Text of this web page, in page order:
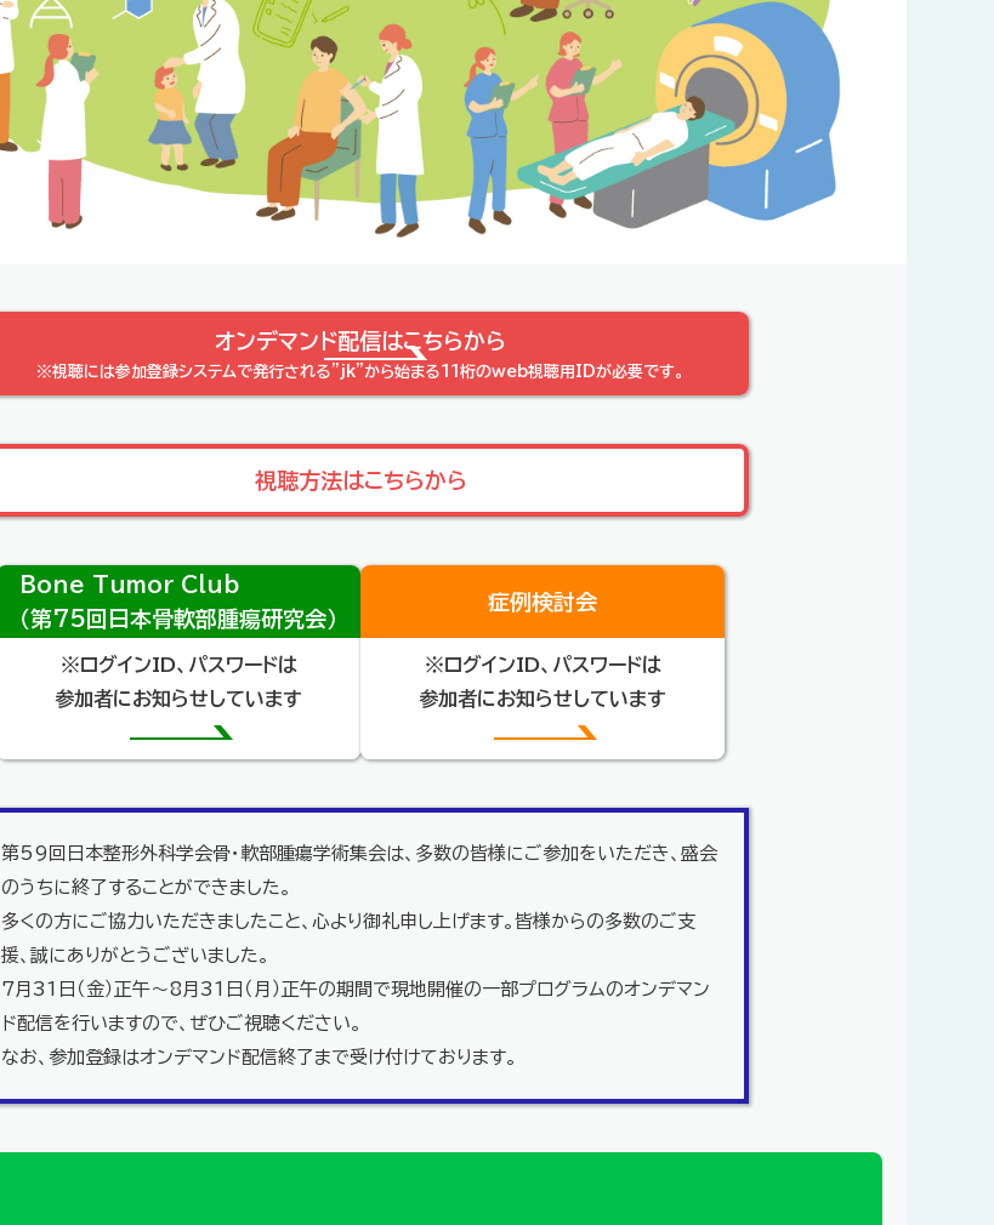
オンデマンド配信はこちらから
※視聴には参加登録システムで発行される"jk"から始まる11桁のweb視聴用IDが必要です。
視聴方法はこちらから
Bone Tumor Club
（第75回日本骨軟部腫瘍研究会）
※ログインID、パスワードは
参加者にお知らせしています
症例検討会
※ログインID、パスワードは
参加者にお知らせしています
第59回日本整形外科学会骨・軟部腫瘍学術集会は、多数の皆様にご参加をいただき、盛会
のうちに終了することができました。
多くの方にご協力いただきましたこと、心より御礼申し上げます。皆様からの多数のご支
援、誠にありがとうございました。
7月31日（金）正午～8月31日（月）正午の期間で現地開催の一部プログラムのオンデマン
ド配信を行いますので、ぜひご視聴ください。
なお、参加登録はオンデマンド配信終了まで受け付けております。